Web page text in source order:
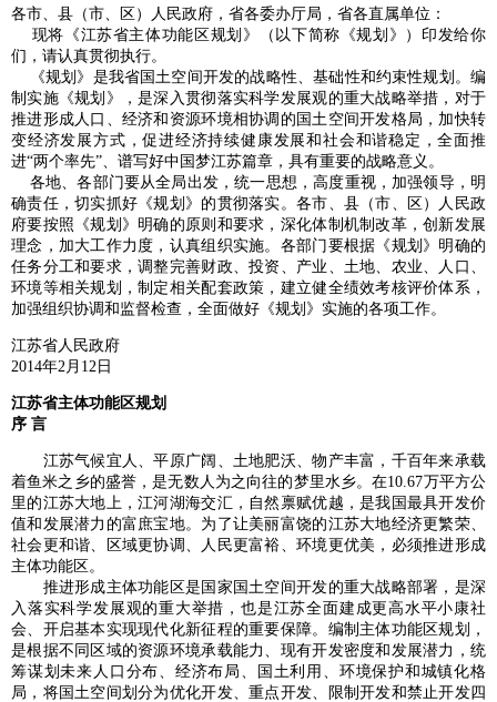
各市、县（市、区）人民政府，省各委办厅局，省各直属单位：
现将《江苏省主体功能区规划》（以下简称《规划》）印发给你
们，请认真贯彻执行。
《规划》是我省国土空间开发的战略性、基础性和约束性规划。编
制实施《规划》，是深入贯彻落实科学发展观的重大战略举措，对于
推进形成人口、经济和资源环境相协调的国土空间开发格局，加快转
变经济发展方式，促进经济持续健康发展和社会和谐稳定，全面推
进“两个率先”、谱写好中国梦江苏篇章，具有重要的战略意义。
各地、各部门要从全局出发，统一思想，高度重视，加强领导，明
确责任，切实抓好《规划》的贯彻落实。各市、县（市、区）人民政
府要按照《规划》明确的原则和要求，深化体制机制改革，创新发展
理念，加大工作力度，认真组织实施。各部门要根据《规划》明确的
任务分工和要求，调整完善财政、投资、产业、土地、农业、人口、
环境等相关规划，制定相关配套政策，建立健全绩效考核评价体系，
加强组织协调和监督检查，全面做好《规划》实施的各项工作。
江苏省人民政府
2014年2月12日
江苏省主体功能区规划
序 言
江苏气候宜人、平原广阔、土地肥沃、物产丰富，千百年来承载
着鱼米之乡的盛誉，是无数人为之向往的梦里水乡。在10.67万平方公
里的江苏大地上，江河湖海交汇，自然禀赋优越，是我国最具开发价
值和发展潜力的富庶宝地。为了让美丽富饶的江苏大地经济更繁荣、
社会更和谐、区域更协调、人民更富裕、环境更优美，必须推进形成
主体功能区。
推进形成主体功能区是国家国土空间开发的重大战略部署，是深
入落实科学发展观的重大举措，也是江苏全面建成更高水平小康社
会、开启基本实现现代化新征程的重要保障。编制主体功能区规划，
是根据不同区域的资源环境承载能力、现有开发密度和发展潜力，统
筹谋划未来人口分布、经济布局、国土利用、环境保护和城镇化格
局，将国土空间划分为优化开发、重点开发、限制开发和禁止开发四